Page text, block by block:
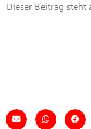
Dieser Beitrag steht